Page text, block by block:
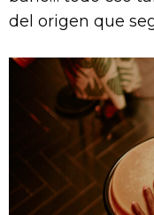
del origen que